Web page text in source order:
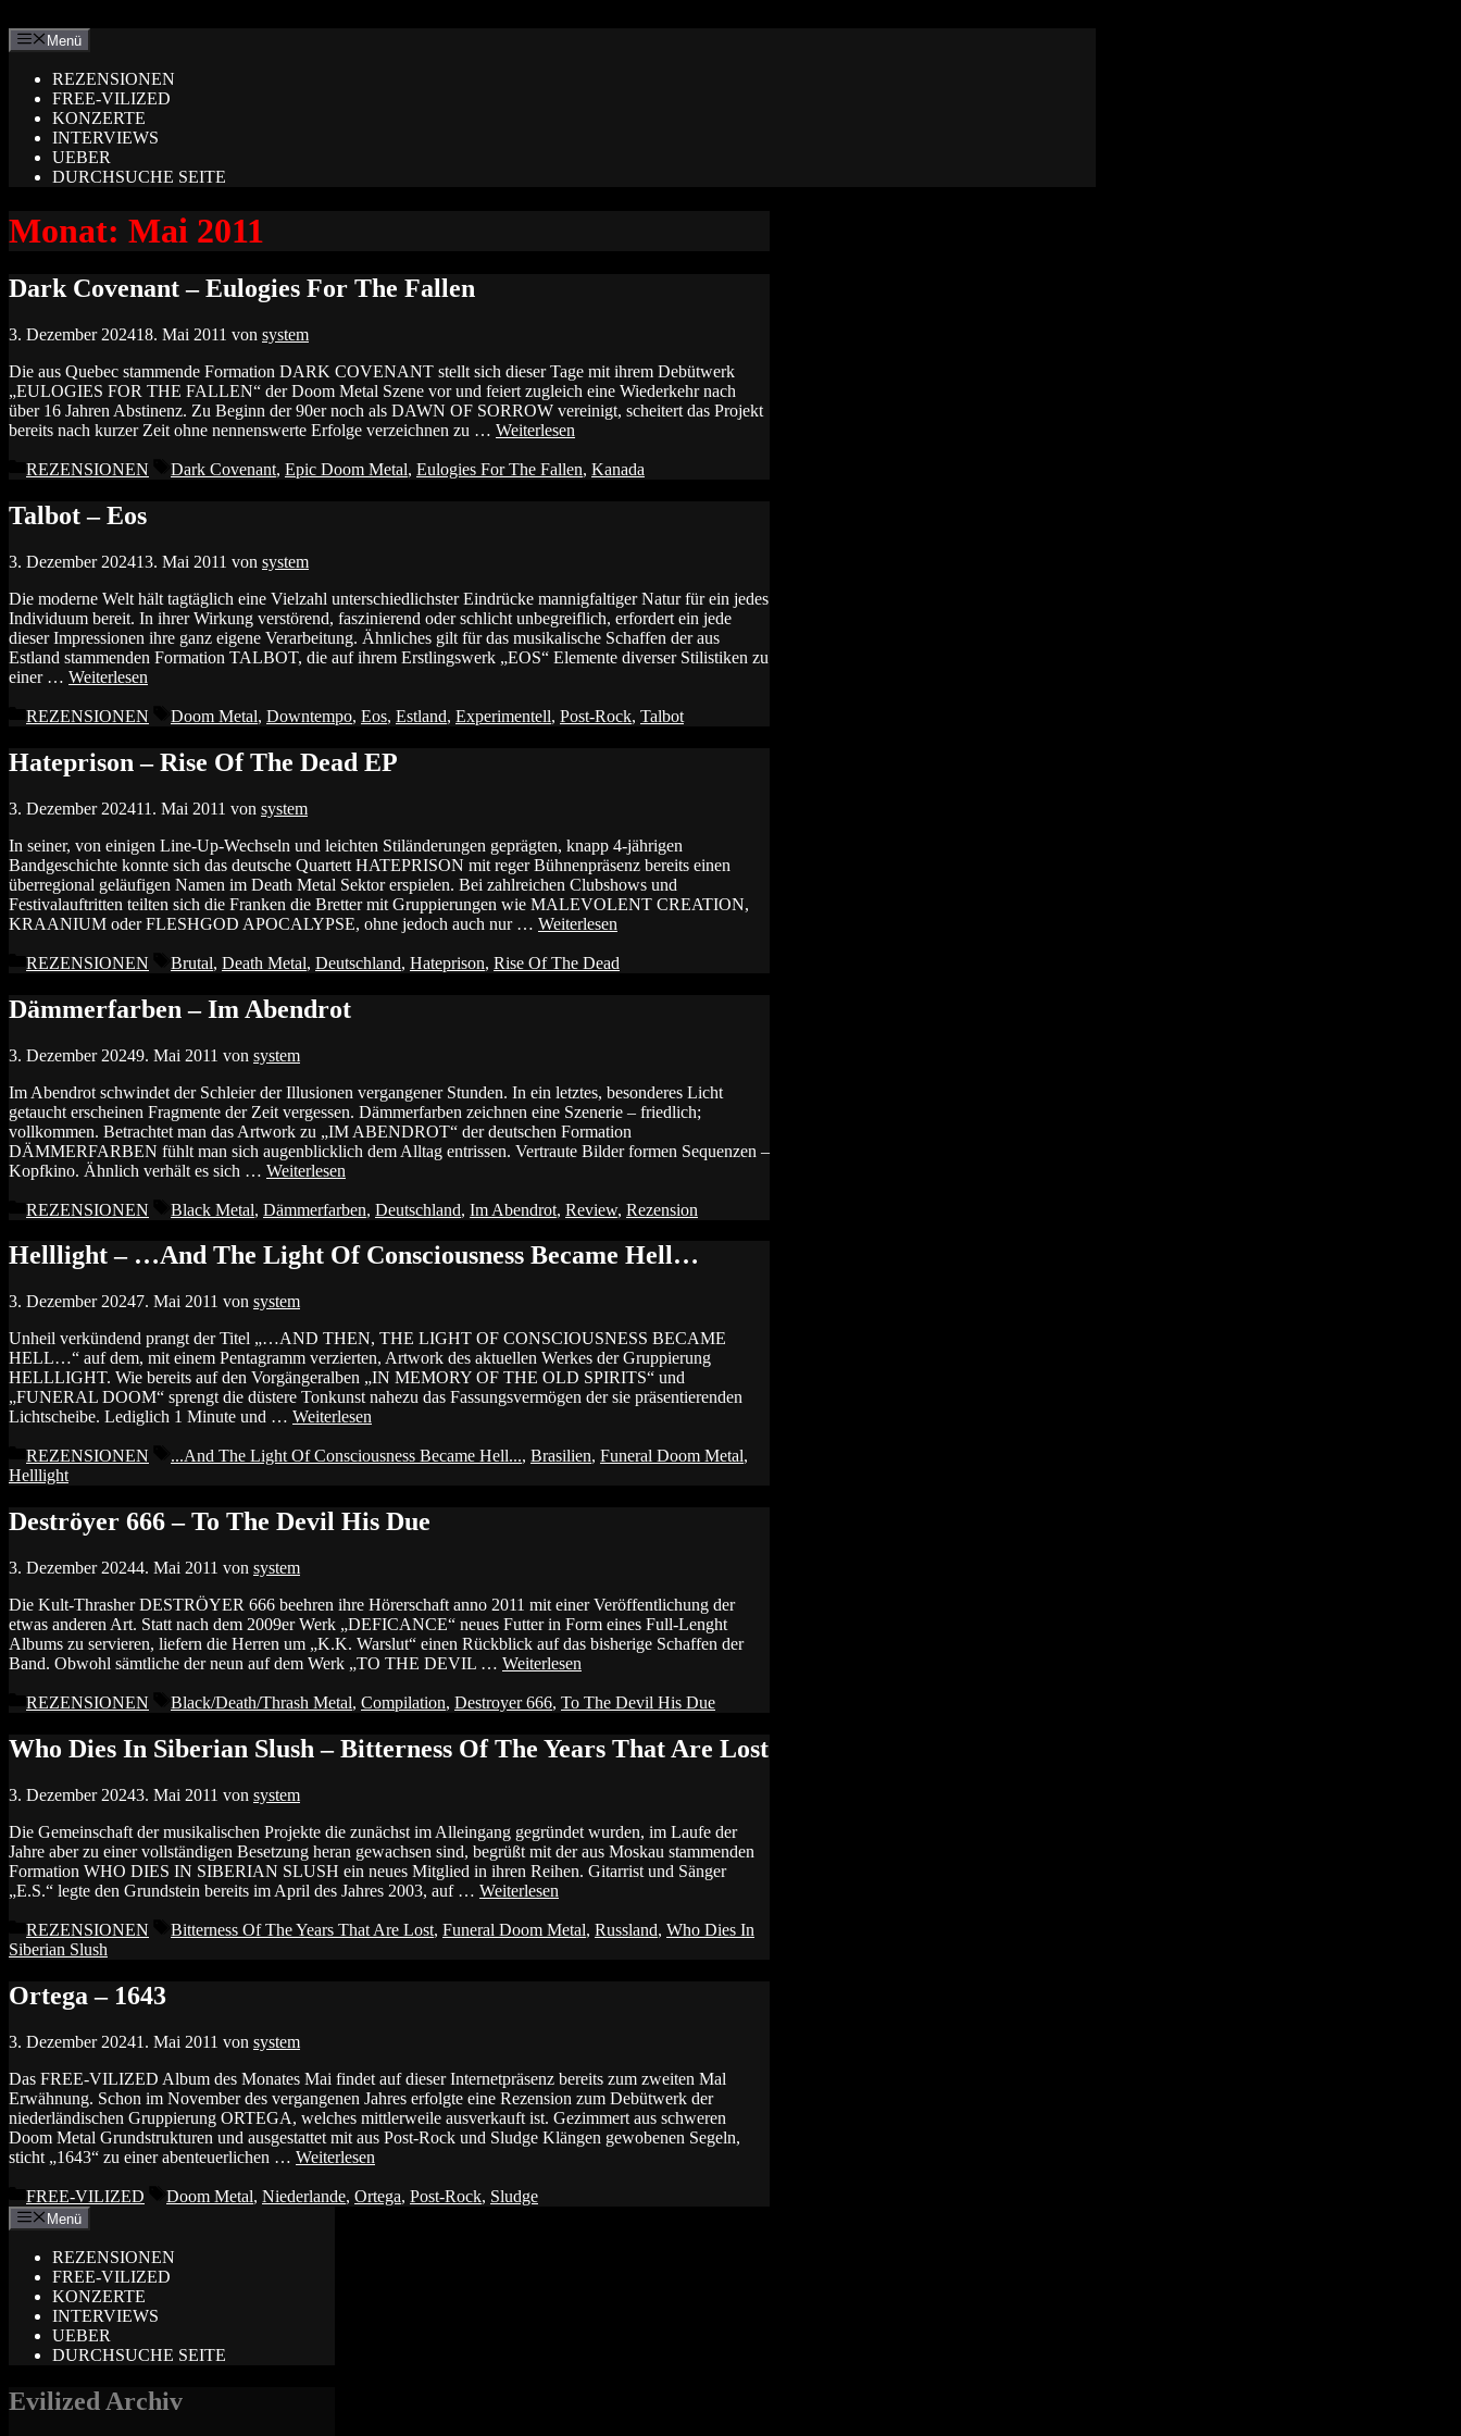
Inhalt
springen
Menü
REZENSIONEN
FREE-VILIZED
KONZERTE
INTERVIEWS
UEBER
DURCHSUCHE SEITE
Monat: Mai 2011
Dark Covenant – Eulogies For The Fallen
3. Dezember 202418. Mai 2011 von system
Die aus Quebec stammende Formation DARK COVENANT stellt sich dieser Tage mit ihrem Debütwerk
„EULOGIES FOR THE FALLEN“ der Doom Metal Szene vor und feiert zugleich eine Wiederkehr nach
über 16 Jahren Abstinenz. Zu Beginn der 90er noch als DAWN OF SORROW vereinigt, scheitert das Projekt
bereits nach kurzer Zeit ohne nennenswerte Erfolge verzeichnen zu … Weiterlesen
Kategorien
REZENSIONEN Schlagwörter
Dark Covenant, Epic Doom Metal, Eulogies For The Fallen, Kanada
Talbot – Eos
3. Dezember 202413. Mai 2011 von system
Die moderne Welt hält tagtäglich eine Vielzahl unterschiedlichster Eindrücke mannigfaltiger Natur für ein jedes
Individuum bereit. In ihrer Wirkung verstörend, faszinierend oder schlicht unbegreiflich, erfordert ein jede
dieser Impressionen ihre ganz eigene Verarbeitung. Ähnliches gilt für das musikalische Schaffen der aus
Estland stammenden Formation TALBOT, die auf ihrem Erstlingswerk „EOS“ Elemente diverser Stilistiken zu
einer … Weiterlesen
Kategorien
REZENSIONEN Schlagwörter
Doom Metal, Downtempo, Eos, Estland, Experimentell, Post-Rock, Talbot
Hateprison – Rise Of The Dead EP
3. Dezember 202411. Mai 2011 von system
In seiner, von einigen Line-Up-Wechseln und leichten Stiländerungen geprägten, knapp 4-jährigen
Bandgeschichte konnte sich das deutsche Quartett HATEPRISON mit reger Bühnenpräsenz bereits einen
überregional geläufigen Namen im Death Metal Sektor erspielen. Bei zahlreichen Clubshows und
Festivalauftritten teilten sich die Franken die Bretter mit Gruppierungen wie MALEVOLENT CREATION,
KRAANIUM oder FLESHGOD APOCALYPSE, ohne jedoch auch nur … Weiterlesen
Kategorien
REZENSIONEN Schlagwörter
Brutal, Death Metal, Deutschland, Hateprison, Rise Of The Dead
Dämmerfarben – Im Abendrot
3. Dezember 20249. Mai 2011 von system
Im Abendrot schwindet der Schleier der Illusionen vergangener Stunden. In ein letztes, besonderes Licht
getaucht erscheinen Fragmente der Zeit vergessen. Dämmerfarben zeichnen eine Szenerie – friedlich;
vollkommen. Betrachtet man das Artwork zu „IM ABENDROT“ der deutschen Formation
DÄMMERFARBEN fühlt man sich augenblicklich dem Alltag entrissen. Vertraute Bilder formen Sequenzen –
Kopfkino. Ähnlich verhält es sich … Weiterlesen
Kategorien
REZENSIONEN Schlagwörter
Black Metal, Dämmerfarben, Deutschland, Im Abendrot, Review, Rezension
Helllight – …And The Light Of Consciousness Became Hell…
3. Dezember 20247. Mai 2011 von system
Unheil verkündend prangt der Titel „…AND THEN, THE LIGHT OF CONSCIOUSNESS BECAME
HELL…“ auf dem, mit einem Pentagramm verzierten, Artwork des aktuellen Werkes der Gruppierung
HELLLIGHT. Wie bereits auf den Vorgängeralben „IN MEMORY OF THE OLD SPIRITS“ und
„FUNERAL DOOM“ sprengt die düstere Tonkunst nahezu das Fassungsvermögen der sie präsentierenden
Lichtscheibe. Lediglich 1 Minute und … Weiterlesen
Kategorien
REZENSIONEN Schlagwörter
...And The Light Of Consciousness Became Hell..., Brasilien, Funeral Doom Metal,
Helllight
Deströyer 666 – To The Devil His Due
3. Dezember 20244. Mai 2011 von system
Die Kult-Thrasher DESTRÖYER 666 beehren ihre Hörerschaft anno 2011 mit einer Veröffentlichung der
etwas anderen Art. Statt nach dem 2009er Werk „DEFICANCE“ neues Futter in Form eines Full-Lenght
Albums zu servieren, liefern die Herren um „K.K. Warslut“ einen Rückblick auf das bisherige Schaffen der
Band. Obwohl sämtliche der neun auf dem Werk „TO THE DEVIL … Weiterlesen
Kategorien
REZENSIONEN Schlagwörter
Black/Death/Thrash Metal, Compilation, Destroyer 666, To The Devil His Due
Who Dies In Siberian Slush – Bitterness Of The Years That Are Lost
3. Dezember 20243. Mai 2011 von system
Die Gemeinschaft der musikalischen Projekte die zunächst im Alleingang gegründet wurden, im Laufe der
Jahre aber zu einer vollständigen Besetzung heran gewachsen sind, begrüßt mit der aus Moskau stammenden
Formation WHO DIES IN SIBERIAN SLUSH ein neues Mitglied in ihren Reihen. Gitarrist und Sänger
„E.S.“ legte den Grundstein bereits im April des Jahres 2003, auf … Weiterlesen
Kategorien
REZENSIONEN Schlagwörter
Bitterness Of The Years That Are Lost, Funeral Doom Metal, Russland, Who Dies In
Siberian Slush
Ortega – 1643
3. Dezember 20241. Mai 2011 von system
Das FREE-VILIZED Album des Monates Mai findet auf dieser Internetpräsenz bereits zum zweiten Mal
Erwähnung. Schon im November des vergangenen Jahres erfolgte eine Rezension zum Debütwerk der
niederländischen Gruppierung ORTEGA, welches mittlerweile ausverkauft ist. Gezimmert aus schweren
Doom Metal Grundstrukturen und ausgestattet mit aus Post-Rock und Sludge Klängen gewobenen Segeln,
sticht „1643“ zu einer abenteuerlichen … Weiterlesen
Kategorien
FREE-VILIZED Schlagwörter
Doom Metal, Niederlande, Ortega, Post-Rock, Sludge
Menü
REZENSIONEN
FREE-VILIZED
KONZERTE
INTERVIEWS
UEBER
DURCHSUCHE SEITE
Evilized Archiv